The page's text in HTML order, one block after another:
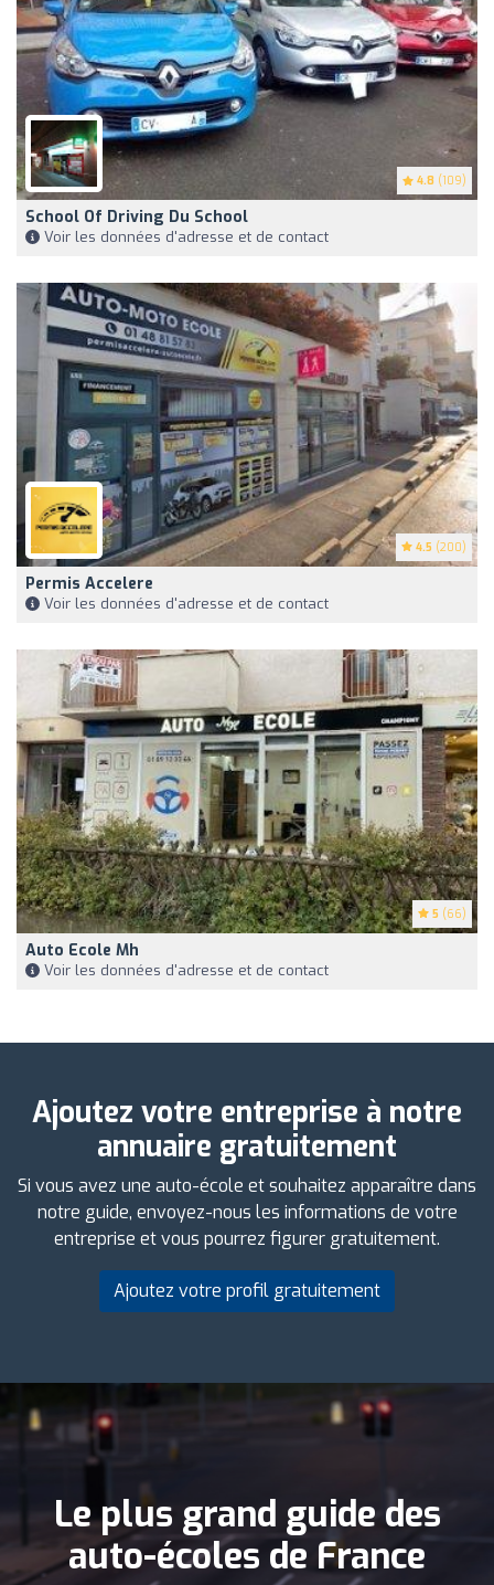
4.8 (109)
School Of Driving Du School
Voir les données d'adresse et de contact
4.5 (200)
Permis Accelere
Voir les données d'adresse et de contact
5 (66)
Auto Ecole Mh
Voir les données d'adresse et de contact
Ajoutez votre entreprise à notre
annuaire gratuitement
Si vous avez une auto-école et souhaitez apparaître dans
notre guide, envoyez-nous les informations de votre
entreprise et vous pourrez figurer gratuitement.
Ajoutez votre profil gratuitement
Le plus grand guide des
auto-écoles de France